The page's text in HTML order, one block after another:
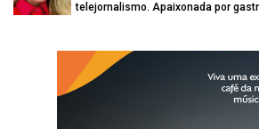
telejornalismo. Apaixonada por